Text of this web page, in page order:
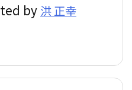
by 洪 正幸